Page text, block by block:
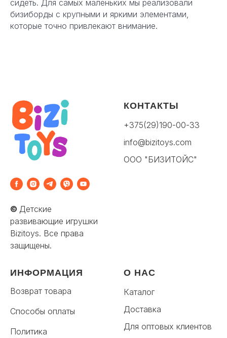
сидеть. Для самых маленьких мы реализовали
бизиборды с крупными и яркими элементами,
которые точно привлекают внимание.
© Детские
развивающие игрушки
Bizitoys. Все права
защищены.
КОНТАКТЫ
+375(29)190-00-33
info@bizitoys.com
ООО "БИЗИТОЙС"
ИНФОРМАЦИЯ
Возврат товара
Способы оплаты
Политика
О НАС
Каталог
Доставка
Для оптовых клиентов